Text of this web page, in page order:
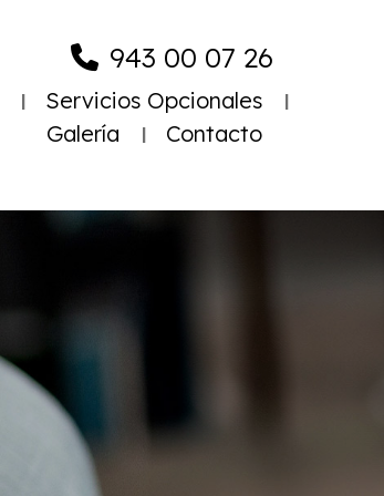
943 00 07 26
Servicios Opcionales
Galería
Contacto